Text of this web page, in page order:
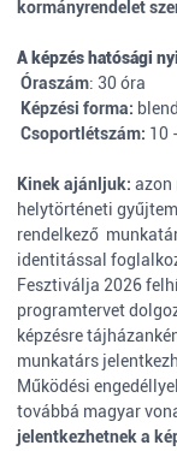
kormányrendelet
A képzés hatósági
Óraszám: 30 óra
Képzési forma:
Csoportlétszám: 10
Kinek ajánljuk: azon
helytörténeti
rendelkező
identitással
Fesztiválja 2026
programtervet
képzésre
munkatárs
Működési
továbbá magyar
jelentkezhetnek a